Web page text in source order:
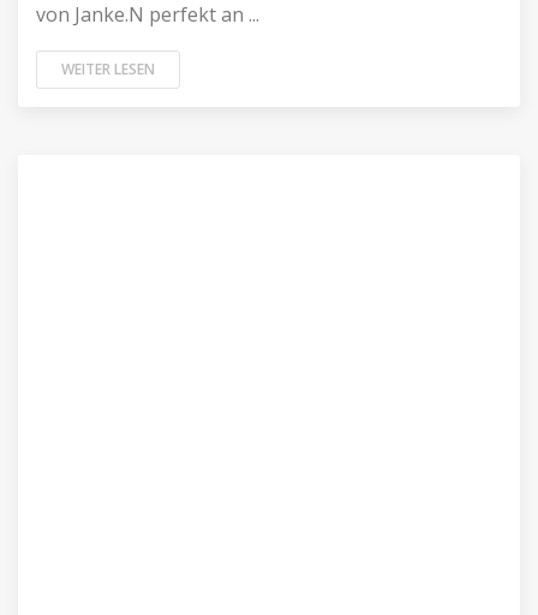
von Janke.N perfekt an ...
WEITER LESEN